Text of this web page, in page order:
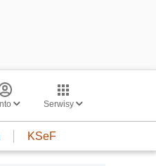
Serwisy
KSeF